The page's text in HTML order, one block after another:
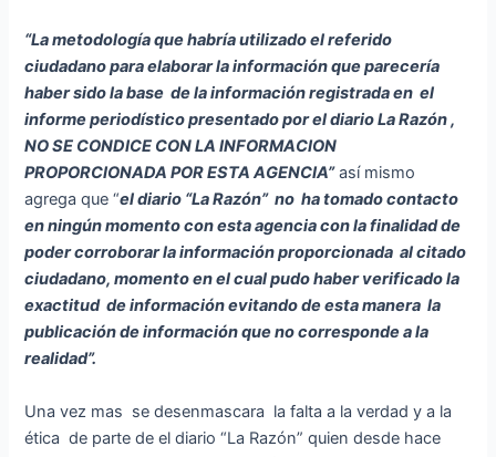
“La metodología que habría utilizado el referido
ciudadano para elaborar la información que parecería
haber sido la base de la información registrada en el
informe periodístico presentado por el diario La Razón ,
NO SE CONDICE CON LA INFORMACION
PROPORCIONADA POR ESTA AGENCIA”así mismo
agrega que “el diario “La Razón” no ha tomado contacto
en ningún momento con esta agencia con la finalidad de
poder corroborar la información proporcionada al citado
ciudadano, momento en el cual pudo haber verificado la
exactitud de información evitando de esta manera la
publicación de información que no corresponde a la
realidad”.
Una vez mas se desenmascara la falta a la verdad y a la
ética de parte de el diario “La Razón” quien desde hace